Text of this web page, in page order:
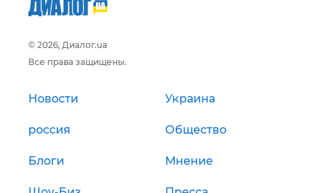
© 2026, Диалог.ua
Все права защищены.
Новости Украина
россия Общество
Блоги Мнение